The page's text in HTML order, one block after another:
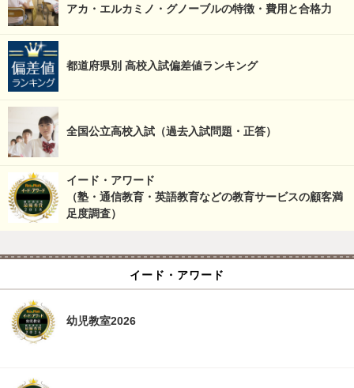
アカ・エルカミノ・グノーブルの特徴・費用と合格力
都道府県別 高校入試偏差値ランキング
全国公立高校入試（過去入試問題・正答）
イード・アワード
（塾・通信教育・英語教育などの教育サービスの顧客満
足度調査）
イード・アワード
幼児教室2026